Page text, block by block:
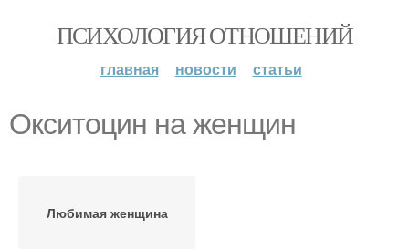
ПСИХОЛОГИЯ ОТНОШЕНИЙ
главная новости статьи
Окситоцин на женщин
Любимая женщина